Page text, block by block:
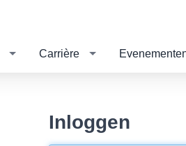
Carrière
Inloggen